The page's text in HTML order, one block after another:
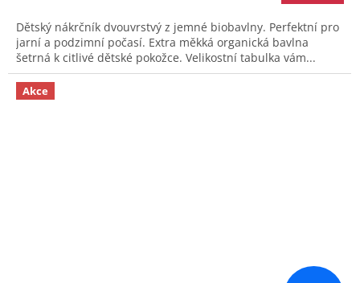
Dětský nákrčník dvouvrstvý z jemné biobavlny. Perfektní pro
jarní a podzimní počasí. Extra měkká organická bavlna
šetrná k citlivé dětské pokožce. Velikostní tabulka vám...
Akce